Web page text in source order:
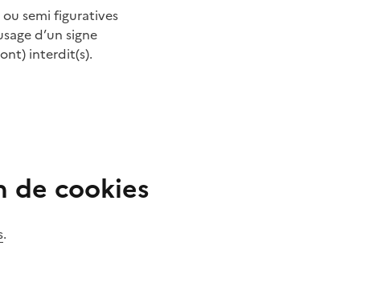
semi figuratives
d’un signe
interdit(s).
de cookies
.